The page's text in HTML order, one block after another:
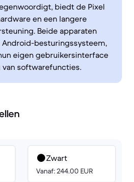
biedt de Pixel
en een langere
Beide apparaten
Android-besturingssysteem,
eigen gebruikersinterface
van softwarefuncties.
Zwart
Vanaf: 244.00 EUR